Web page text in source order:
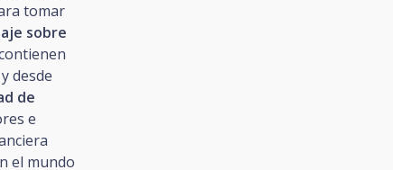
tomar
sobre
desde
de
e
el mundo